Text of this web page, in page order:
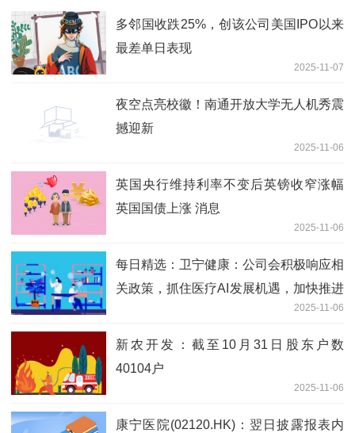
多邻国收跌25%，创该公司美国IPO以来
最差单日表现
2025-11-07
夜空点亮校徽！南通开放大学无人机秀震
撼迎新
2025-11-06
英国央行维持利率不变后英镑收窄涨幅
英国国债上涨 消息
2025-11-06
每日精选：卫宁健康：公司会积极响应相
关政策，抓住医疗AI发展机遇，加快推进
2025-11-06
新农开发：截至10月31日股东户数
40104户
2025-11-06
康宁医院(02120.HK)：翌日披露报表内